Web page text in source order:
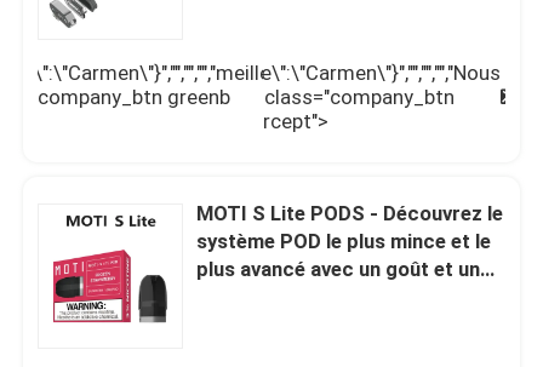
greenb
meilleur
prix
\",\"username\":\"Carmen\"}","","","","Nous
contacter");' class="company_btn
orangeb intercept">
MOTI S Lite PODS - Découvrez le
système POD le plus mince et le
plus avancé avec un goût et une